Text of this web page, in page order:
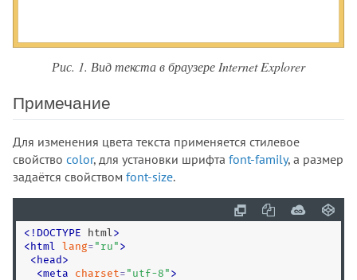
Рис. 1. Вид текста в браузере Internet Explorer
Примечание
Для изменения цвета текста применяется стилевое
свойство color, для установки шрифта font-family, а размер
задаётся свойством font-size.
< ! DOCTYPE html >
<html lang= " ru " >
<head>
<meta charset= " utf-8 " >